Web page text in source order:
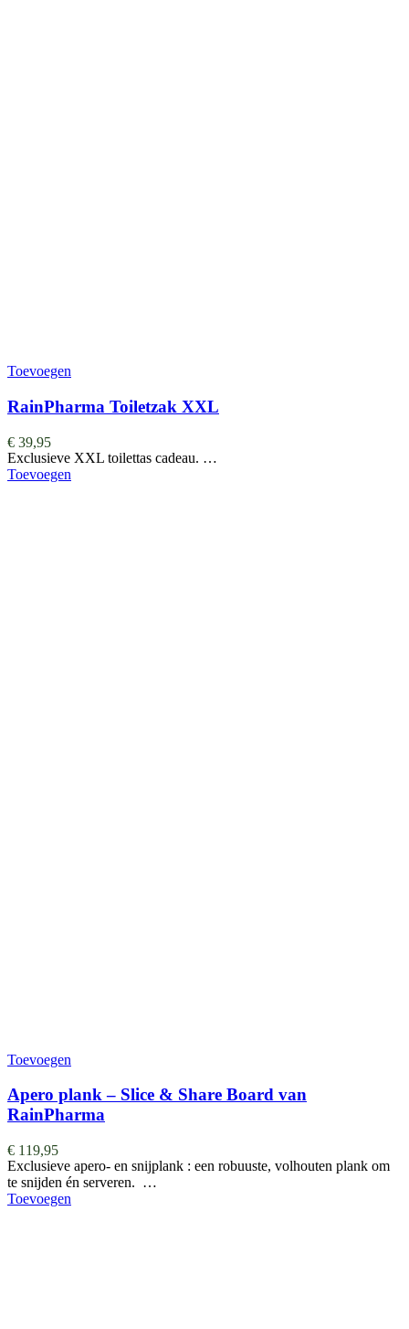
Toevoegen
RainPharma Toiletzak XXL
€ 39,95
Exclusieve XXL toilettas cadeau. …
Toevoegen
Toevoegen
Apero plank – Slice & Share Board van
RainPharma
€ 119,95
Exclusieve apero- en snijplank : een robuuste, volhouten plank om
te snijden én serveren. …
Toevoegen